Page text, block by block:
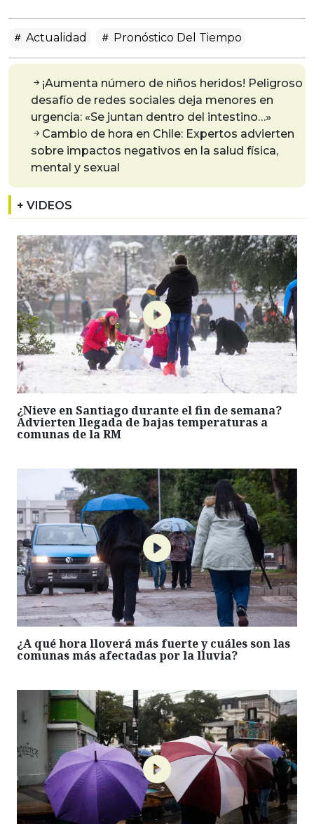
Actualidad Pronóstico Del Tiempo
¡Aumenta número de niños heridos! Peligroso
desafío de redes sociales deja menores en
urgencia: «Se juntan dentro del intestino…»
Cambio de hora en Chile: Expertos advierten
sobre impactos negativos en la salud física,
mental y sexual
+ VIDEOS
¿Nieve en Santiago durante el fin de semana?
Advierten llegada de bajas temperaturas a
comunas de la RM
¿A qué hora lloverá más fuerte y cuáles son las
comunas más afectadas por la lluvia?